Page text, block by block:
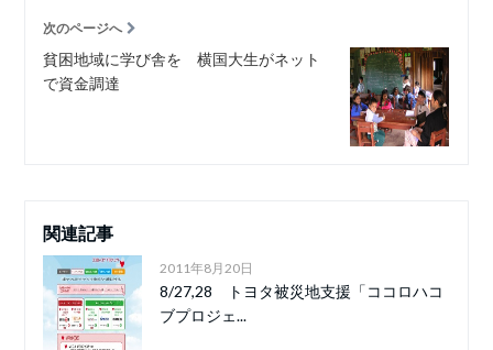
次のページへ
貧困地域に学び舎を 横国大生がネット
で資金調達
関連記事
2011年8月20日
8/27,28 トヨタ被災地支援「ココロハコ
ブプロジェ...